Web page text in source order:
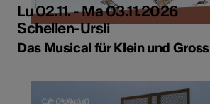
Lu 02.11. - Ma 03.11.2026
Schellen-Ursli
Das Musical für Klein und Gross